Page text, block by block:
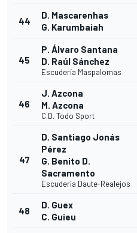
44
D. Mascarenhas
G. Karumbaiah
45
P. Álvaro Santana
D. Raúl Sánchez
Escudería Maspalomas
46
J. Azcona
M. Azcona
C.D. Todo Sport
47
D. Santiago Jonás
Pérez
G. Benito D.
Sacramento
Escudería Daute-Realejos
48
D. Guex
C. Guieu